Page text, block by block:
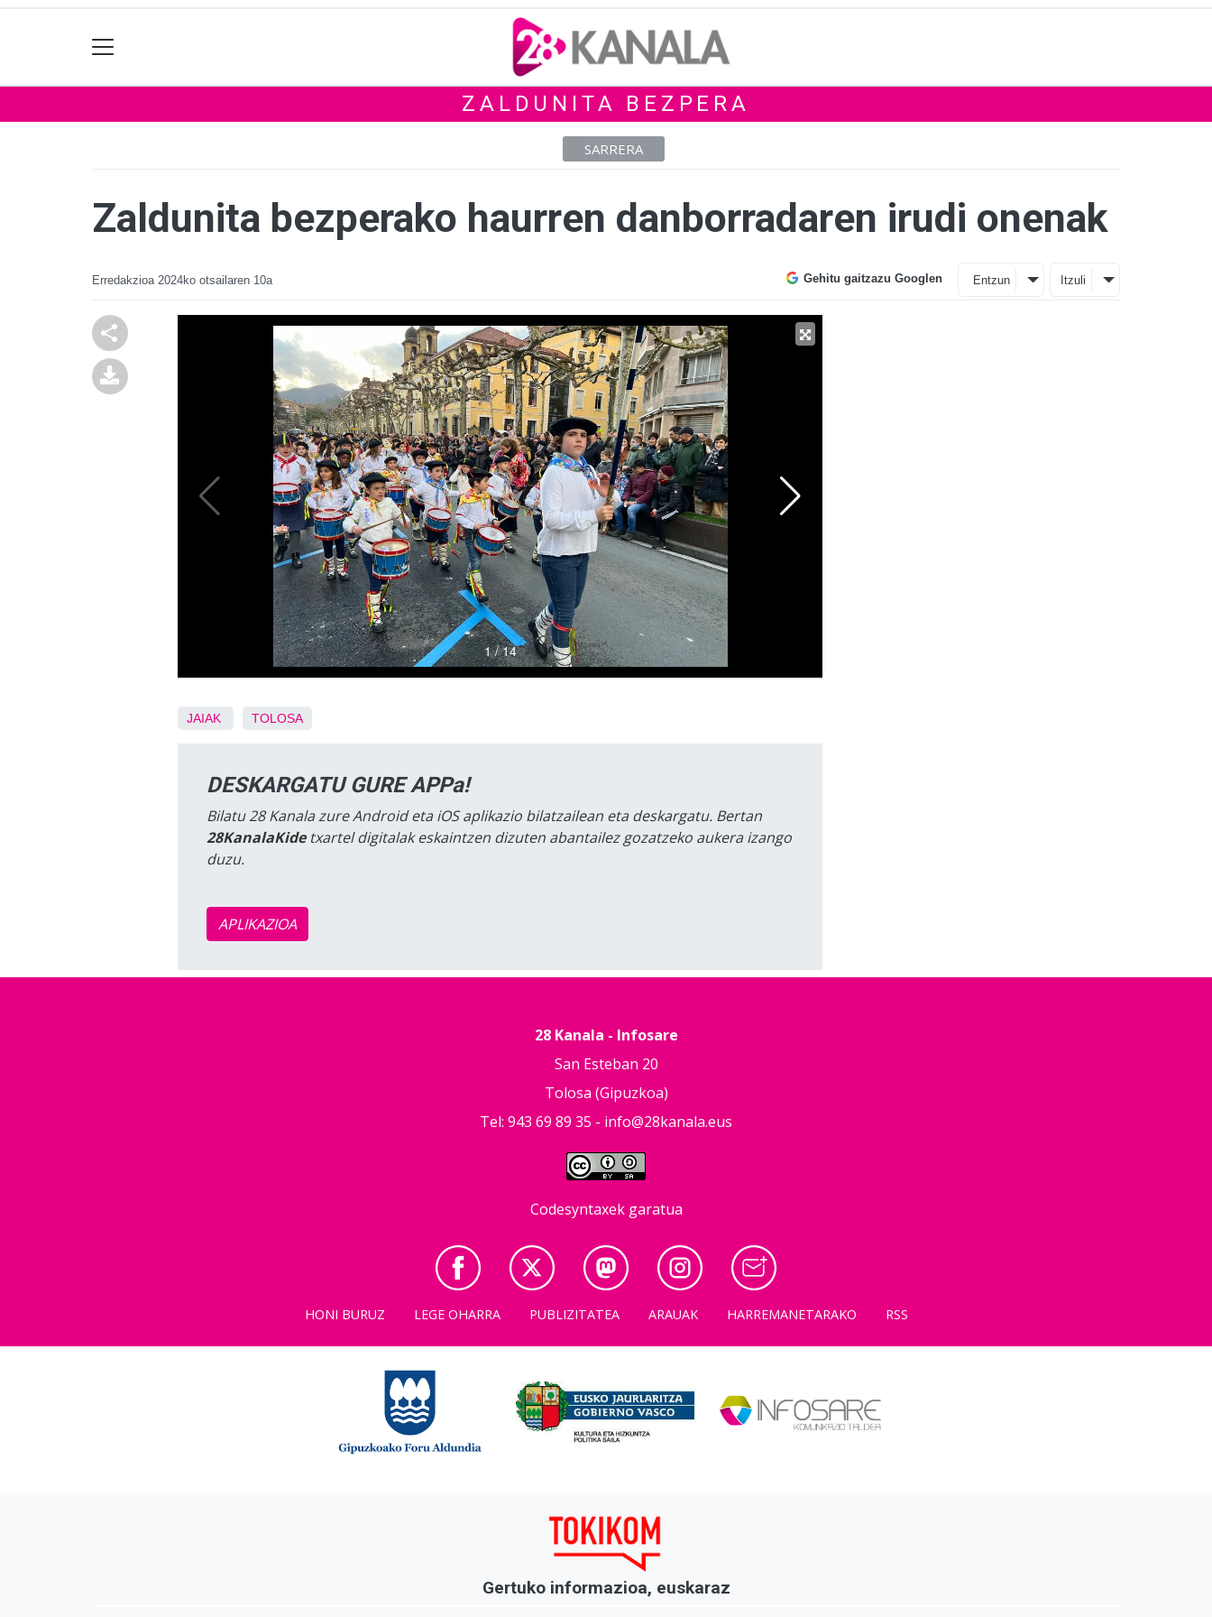
ZALDUNITA BEZPERA
SARRERA
Zaldunita bezperako haurren danborradaren irudi onenak
Erredakzioa 2024ko otsailaren 10a Gehitu gaitzazu Googlen Entzun Itzuli
JAIAK TOLOSA
DESKARGATU GURE APPa!
Bilatu 28 Kanala zure Android eta iOS aplikazio bilatzailean eta deskargatu. Bertan
28KanalaKidetxartel digitalak eskaintzen dizuten abantailez gozatzeko aukera izango
duzu.
APLIKAZIOA
28 Kanala - Infosare
San Esteban 20
Tolosa (Gipuzkoa)
Tel: 943 69 89 35 - info@28kanala.eus
Codesyntaxek garatua
HONI BURUZ LEGE OHARRA PUBLIZITATEA ARAUAK HARREMANETARAKO RSS
Gertuko informazioa, euskaraz